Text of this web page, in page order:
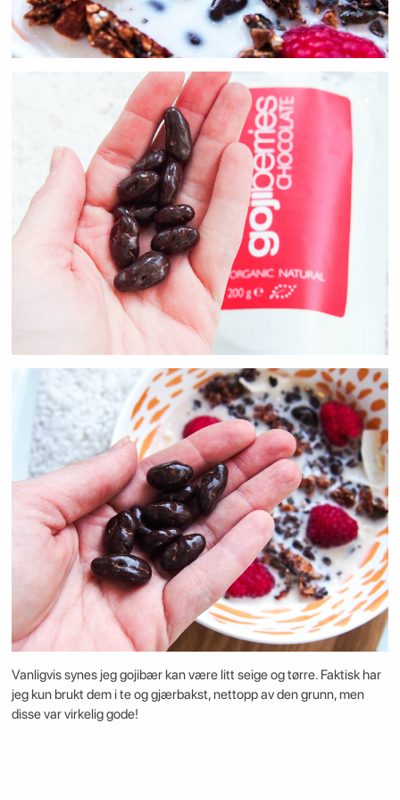
Vanligvis synes jeg gojibær kan være litt seige og tørre. Faktisk har
jeg kun brukt dem i te og gjærbakst, nettopp av den grunn, men
disse var virkelig gode!